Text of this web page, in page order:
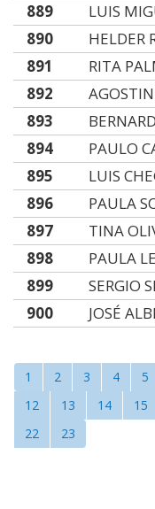
889
LUIS
890
HELDER
891
RITA
892
893
894
PAULO
895
LUIS
896
PAULA
897
TINA
898
PAULA
899
SERGIO
900
JOSÉ
1 2 3 4 5
12
13 14 15
22
23